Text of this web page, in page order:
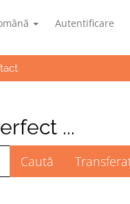
Autentificare
...